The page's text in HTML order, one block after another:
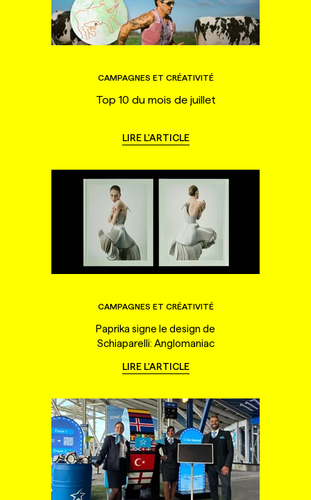
CAMPAGNES ET CRÉATIVITÉ
Top 10 du mois de juillet
LIRE L'ARTICLE
CAMPAGNES ET CRÉATIVITÉ
Paprika signe le design de
Schiaparelli: Anglomaniac
LIRE L'ARTICLE